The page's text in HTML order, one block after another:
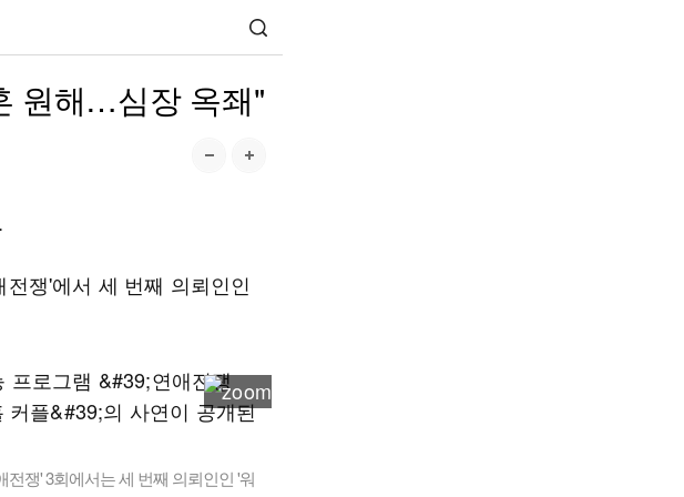
원해…심장 옥좨"
쟁'에서 세 번째 의뢰인인
쟁' 3회에서는 세 번째 의뢰인인 '워